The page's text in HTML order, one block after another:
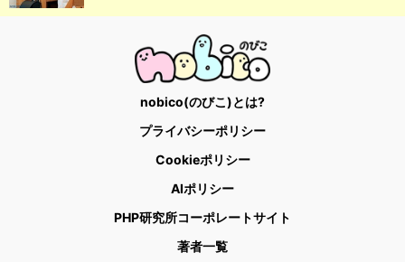
nobico(のびこ)とは?
プライバシーポリシー
Cookieポリシー
AIポリシー
PHP研究所コーポレートサイト
著者一覧